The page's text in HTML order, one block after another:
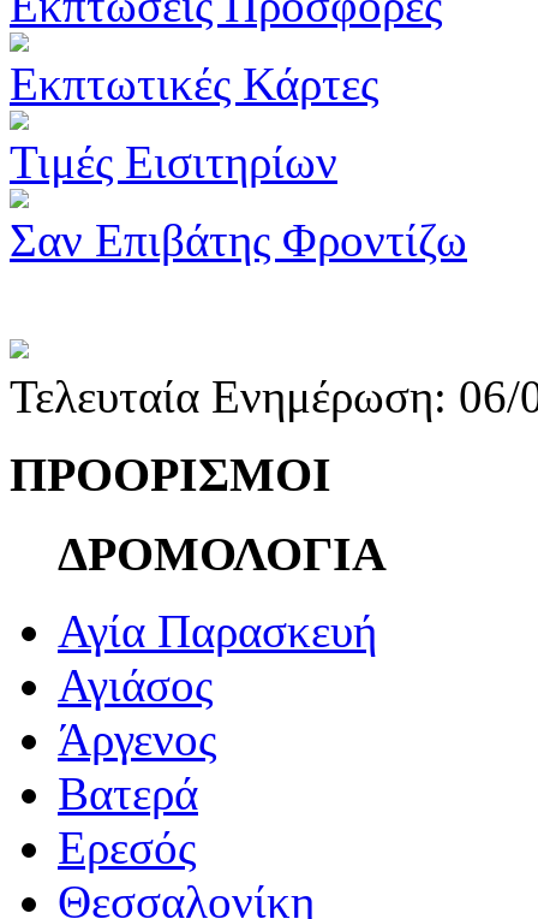
Εκπτωτικές Κάρτες
Τιμές Εισιτηρίων
Σαν Επιβάτης Φροντίζω
Τελευταία Ενημέρωση:
ΠΡΟΟΡΙΣΜΟΙ
ΔΡΟΜΟΛΟΓΙΑ
Αγία Παρασκευή
Αγιάσος
Άργενος
Βατερά
Ερεσός
Θεσσαλονίκη